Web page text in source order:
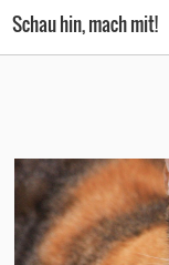
Schau hin, mach mit!